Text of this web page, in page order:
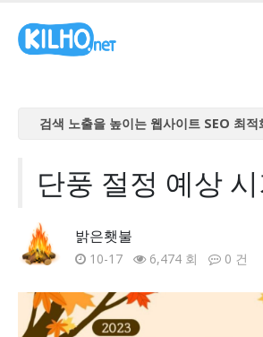
검색 노출을 높이는 웹사이트 SEO 최
검색 노출을 높이는 웹사이트 SEO 최적
다
검색 노출을 높이는 웹사이트 SEO 최적
검색 노출을 높이는 웹사이트 SEO 최
단풍 절정 예상 시
밝은횃불
10-17 6,474 회 0 건